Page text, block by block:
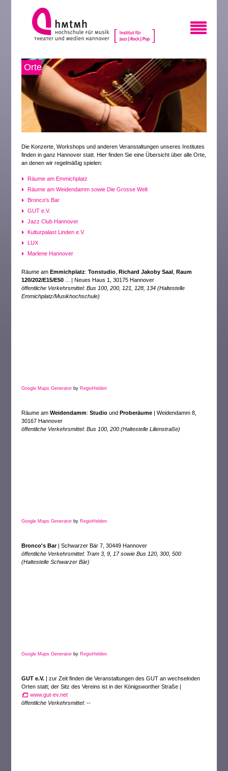
Orte
Die Konzerte, Workshops und anderen Veranstaltungen unseres Institutes
finden in ganz Hannover statt. Hier finden Sie eine Übersicht über alle Orte,
an denen wir regelmäßig spielen:
Räume am Emmichplatz
Räume am Weidendamm sowie Die Grosse Welt
Bronco's Bar
GUT e.V.
Jazz Club Hannover
Kulturpalast Linden e.V.
LUX
Marlene Hannover
Räume amEmmichplatz:Tonstudio ,Richard Jakoby Saal ,Raum
120/202/E15/E50
... | Neues Haus 1, 30175 Hannover
öffentliche Verkehrsmittel: Bus 100, 200, 121, 128, 134 (Haltestelle
Emmichplatz/Musikhochschule)
Google Maps Generator by RegioHelden
Räume amWeidendamm:Studiound Proberäume | Weidendamm 8,
30167 Hannover
öffentliche Verkehrsmittel: Bus 100, 200 (Haltestelle Lilienstraße)
Google Maps Generator by RegioHelden
Bronco's Bar| Schwarzer Bär 7, 30449 Hannover
öffentliche Verkehrsmittel: Tram 3, 9, 17 sowie Bus 120, 300, 500
(Haltestelle Schwarzer Bär)
Google Maps Generator by RegioHelden
GUT e.V. | zur Zeit finden die Veranstaltungen des GUT an wechselnden
Orten statt; der Sitz des Vereins ist in der Königsworther Straße |
www.gut-ev.net
öffentliche Verkehrsmittel: --